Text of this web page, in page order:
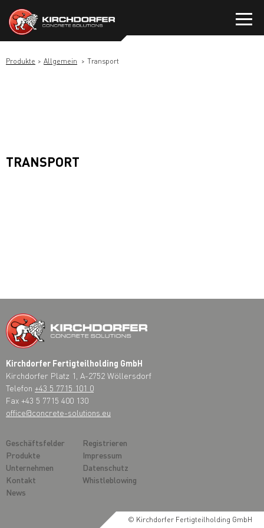
Inhalt
springen
Produkte Allgemein Transport
TRANSPORT
Kirchdorfer Fertigteilholding GmbH
Kirchdorfer Platz 1, A-2752 Wöllersdorf
Telefon +43 5 7715 101 0
Fax +43 5 7715 400 130
office@concrete-solutions.eu
Geschäftsfelder
Produkte
Unternehmen
Kontakt
News
Registrieren
Impressum
Datenschutz
Whistleblowing
© Kirchdorfer Fertigteilholding GmbH